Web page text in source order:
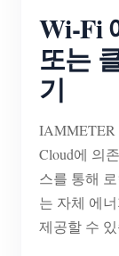
Wi-Fi
또는
기
IAMMETER
Cloud에 의
스를 통해
는 자체 에
제공할 수